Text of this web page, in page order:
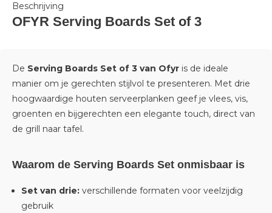
Beschrijving
OFYR Serving Boards Set of 3
De Serving Boards Set of 3 van Ofyr is de ideale
manier om je gerechten stijlvol te presenteren. Met drie
hoogwaardige houten serveerplanken geef je vlees, vis,
groenten en bijgerechten een elegante touch, direct van
de grill naar tafel.
Waarom de Serving Boards Set onmisbaar is
Set van drie: verschillende formaten voor veelzijdig
gebruik